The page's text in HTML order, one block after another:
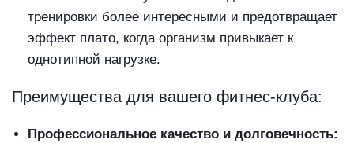
тренировки более интересными и предотвращает
эффект плато, когда организм привыкает к
однотипной нагрузке.
Преимущества для вашего фитнес-клуба:
Профессиональное качество и долговечность: